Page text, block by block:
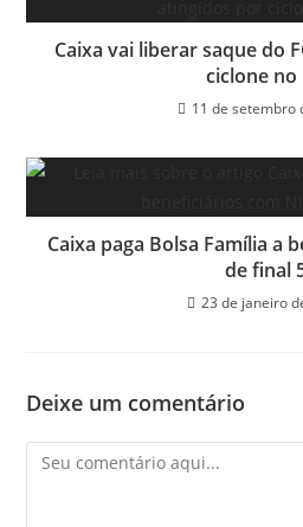
Caixa vai liberar saque do
ciclone no
11 de setembro
Caixa paga Bolsa Família a
de final
23 de janeiro
Deixe um comentário